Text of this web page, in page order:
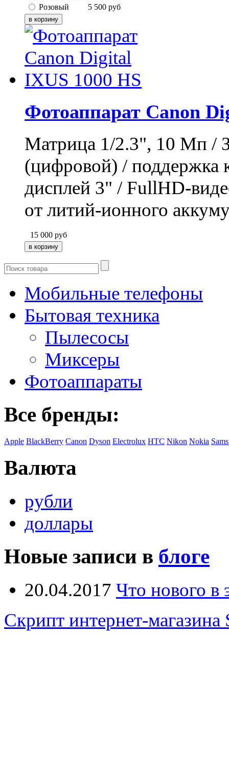
Розовый
5 500 руб
Фотоаппарат Canon
Матрица 1/2.3", 10 Мп /
(цифровой) / поддержка
дисплей 3" / FullHD-
от литий-ионного
15 000 руб
Мобильные телефоны
Бытовая техника
Пылесосы
Миксеры
Фотоаппараты
Все бренды:
Apple BlackBerry Canon Dyson Electrolux HTC Nikon Nokia
Валюта
рубли
доллары
Новые записи в блоге
20.04.2017 Что нового в
Скрипт интернет-магазина